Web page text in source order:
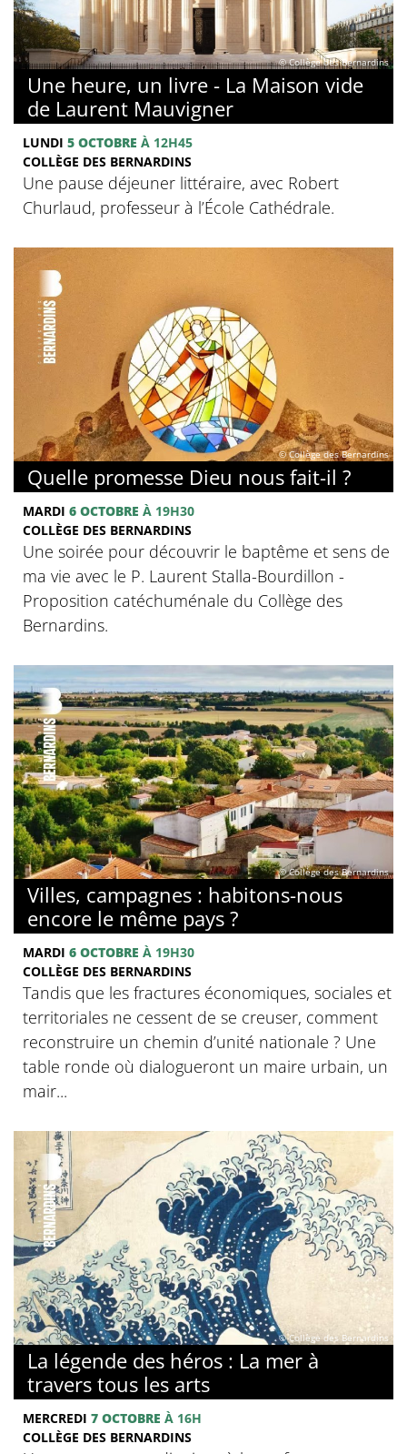
© Collège des Bernardins
Une heure, un livre - La Maison vide
de Laurent Mauvigner
LUNDI 5 OCTOBRE À 12H45
COLLÈGE DES BERNARDINS
Une pause déjeuner littéraire, avec Robert
Churlaud, professeur à l’École Cathédrale.
© Collège des Bernardins
Quelle promesse Dieu nous fait-il ?
MARDI 6 OCTOBRE À 19H30
COLLÈGE DES BERNARDINS
Une soirée pour découvrir le baptême et sens de
ma vie avec le P. Laurent Stalla-Bourdillon -
Proposition catéchuménale du Collège des
Bernardins.
© Collège des Bernardins
Villes, campagnes : habitons-nous
encore le même pays ?
MARDI 6 OCTOBRE À 19H30
COLLÈGE DES BERNARDINS
Tandis que les fractures économiques, sociales et
territoriales ne cessent de se creuser, comment
reconstruire un chemin d’unité nationale ? Une
table ronde où dialogueront un maire urbain, un
mair...
© Collège des Bernardins
La légende des héros : La mer à
travers tous les arts
MERCREDI 7 OCTOBRE À 16H
COLLÈGE DES BERNARDINS